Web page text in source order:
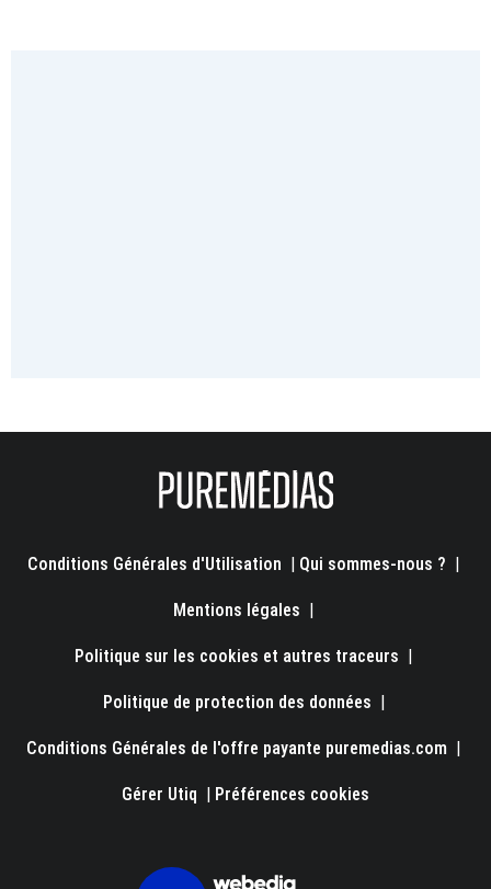
Conditions Générales d'Utilisation | Qui sommes-nous ? |
Mentions légales |
Politique sur les cookies et autres traceurs |
Politique de protection des données |
Conditions Générales de l'offre payante puremedias.com |
Gérer Utiq | Préférences cookies